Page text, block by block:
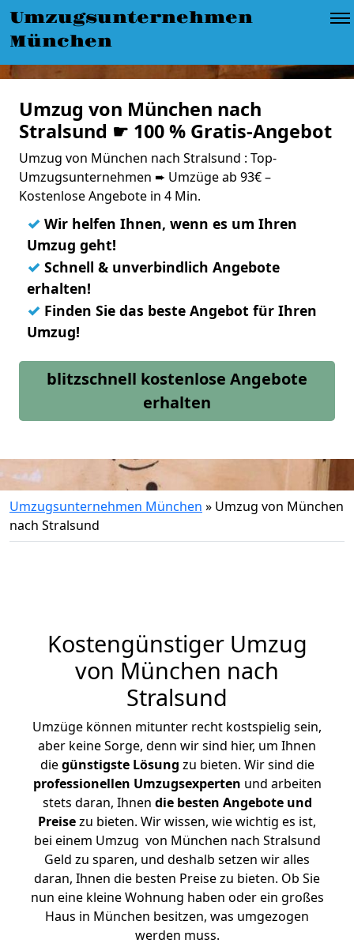
Umzugsunternehmen
München
Umzug von München nach
Stralsund ☛ 100 % Gratis-Angebot
Umzug von München nach Stralsund : Top-
Umzugsunternehmen ➨ Umzüge ab 93€ –
Kostenlose Angebote in 4 Min.
✓ Wir helfen Ihnen, wenn es um Ihren
Umzug geht!
✓ Schnell & unverbindlich Angebote
erhalten!
✓ Finden Sie das beste Angebot für Ihren
Umzug!
blitzschnell kostenlose Angebote
erhalten
Umzugsunternehmen München » Umzug von München
nach Stralsund
Kostengünstiger Umzug
von München nach
Stralsund
Umzüge können mitunter recht kostspielig sein,
aber keine Sorge, denn wir sind hier, um Ihnen
diegünstigste Lösung zu bieten. Wir sind die
professionellen Umzugsexperten und arbeiten
stets daran, Ihnen die besten Angebote und
Preisezu bieten. Wir wissen, wie wichtig es ist,
bei einem Umzug von München nach Stralsund
Geld zu sparen, und deshalb setzen wir alles
daran, Ihnen die besten Preise zu bieten. Ob Sie
nun eine kleine Wohnung haben oder ein großes
Haus in München besitzen, was umgezogen
werden muss.